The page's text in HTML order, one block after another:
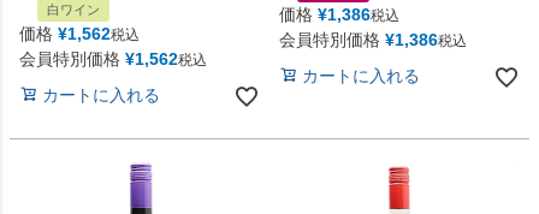
白ワイン
価格 ¥1,562税込
会員特別価格 ¥1,562税込
カートに入れる
価格 ¥1,386税込
会員特別価格 ¥1,386税込
カートに入れる